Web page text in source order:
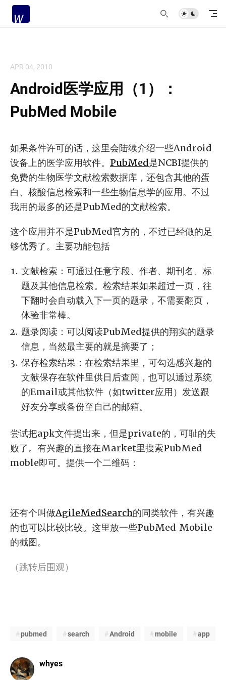
APR 04, 2010
Android医学应用（1）：
PubMed Mobile
如果条件许可的话，这里会陆续介绍一些Android
设备上的医学应用软件。 PubMed是NCBI提供的
免费的生物医学文献检索数据库，还包含其他的蛋
白、核酸信息检索和一些生物信息学的应用。不过
我用的最多的还是PubMed的文献检索。
这个应用并不是PubMed官方的，不过已经做的足
够优秀了。主要功能包括
文献检索：可通过任意字段、作者、期刊名、标
题及其他信息检索。检索结果如果超过一页，往
下翻时会自动载入下一页的题录，不需要翻页，
体验非常棒。
题录阅读：可以阅读PubMed提供的翔实的题录
信息，当然最主要的就是摘要了；
保存检索结果：在检索结果里，可勾选感兴趣的
文献保存在软件里供日后查阅，也可以通过系统
的Email或其他软件（如twitter应用）发送跟
好友分享或备份至自己的邮箱。
尝试把apk文件提出来，但是private的，可耻的失
败了。有兴趣的直接在Market里搜索PubMed
moble即可。提供一个二维码：
还有个叫做AgileMedSearch的同类软件，有兴趣
的也可以比较比较。这里放一些PubMed Mobile
的截图。
（跳转后围观）
pubmed search Android mobile app
whyes